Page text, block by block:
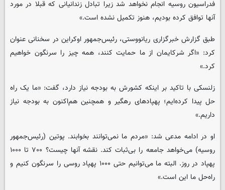
فدراسیون روسیه انجام نخواهد شد زیرا تبادل زندانیانی که قبلا در مورد
آنها توافق کرده بودیم، هنوز تکمیل نشده است.»
طبق گزارش خبرگزاری ریانووستی، رئیس‌جمهور اوکراین در سخنانی عنوان
کرد: «اگر شرکایمان از ما حمایت کنند، همه چیز را سرنگون خواهیم
کرد.»
زلنسکی با تاکید بر اینکه کشورش به بودجه نیاز دارد، گفت: «ما یک راه
حل پیدا کرده‌ایم؛ پهپادهای رهگیر و همچنین هم‌اکنون به بودجه نیاز
داریم.»
او در ادامه مدعی شد: «مردم ما نمی‌توانند بخوابند. پوتین (رئیس‌جمهور
روسیه) می‌خواهد جامعه را بی‌ثبات کند. نقشه آنها چیست؟ ۷۰۰ تا ۱۰۰۰
پهپاد در روز. البته ما می‌توانیم حتی ۱۰۰۰ پهپاد روسی را سرنگون کنیم و
راه‌حل ما این است.»